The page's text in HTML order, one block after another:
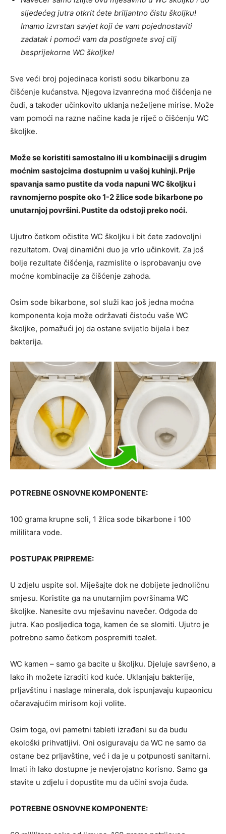
sljedećeg jutra otkrit ćete briljantno čistu školjku!
Imamo izvrstan savjet koji će vam pojednostaviti
zadatak i pomoći vam da postignete svoj cilj
besprijekorne WC školjke!
Sve veći broj pojedinaca koristi sodu bikarbonu za
čišćenje kućanstva. Njegova izvanredna moć čišćenja ne
čudi, a također učinkovito uklanja neželjene mirise. Može
vam pomoći na razne načine kada je riječ o čišćenju WC
školjke.
Može se koristiti samostalno ili u kombinaciji s drugim
moćnim sastojcima dostupnim u vašoj kuhinji. Prije
spavanja samo pustite da voda napuni WC školjku i
ravnomjerno pospite oko 1-2 žlice sode bikarbone po
unutarnjoj površini. Pustite da odstoji preko noći.
Ujutro četkom očistite WC školjku i bit ćete zadovoljni
rezultatom. Ovaj dinamični duo je vrlo učinkovit. Za još
bolje rezultate čišćenja, razmislite o isprobavanju ove
moćne kombinacije za čišćenje zahoda.
Osim sode bikarbone, sol služi kao još jedna moćna
komponenta koja može održavati čistoću vaše WC
školjke, pomažući joj da ostane svijetlo bijela i bez
bakterija.
POTREBNE OSNOVNE KOMPONENTE:
100 grama krupne soli, 1 žlica sode bikarbone i 100
mililitara vode.
POSTUPAK PRIPREME:
U zdjelu uspite sol. Miješajte dok ne dobijete jednoličnu
smjesu. Koristite ga na unutarnjim površinama WC
školjke. Nanesite ovu mješavinu navečer. Odgoda do
jutra. Kao posljedica toga, kamen će se slomiti. Ujutro je
potrebno samo četkom pospremiti toalet.
WC kamen – samo ga bacite u školjku. Djeluje savršeno, a
lako ih možete izraditi kod kuće. Uklanjaju bakterije,
prljavštinu i naslage minerala, dok ispunjavaju kupaonicu
očaravajućim mirisom koji volite.
Osim toga, ovi pametni tableti izrađeni su da budu
ekološki prihvatljivi. Oni osiguravaju da WC ne samo da
ostane bez prljavštine, već i da je u potpunosti sanitarni.
Imati ih lako dostupne je nevjerojatno korisno. Samo ga
stavite u zdjelu i dopustite mu da učini svoja čuda.
POTREBNE OSNOVNE KOMPONENTE: